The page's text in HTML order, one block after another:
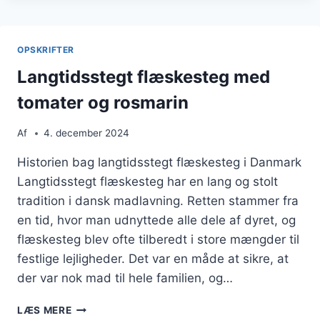
OPSKRIFTER
Langtidsstegt flæskesteg med
tomater og rosmarin
Af 4. december 2024
Historien bag langtidsstegt flæskesteg i Danmark
Langtidsstegt flæskesteg har en lang og stolt
tradition i dansk madlavning. Retten stammer fra
en tid, hvor man udnyttede alle dele af dyret, og
flæskesteg blev ofte tilberedt i store mængder til
festlige lejligheder. Det var en måde at sikre, at
der var nok mad til hele familien, og…
LÆS MERELANGTIDSSTEGT